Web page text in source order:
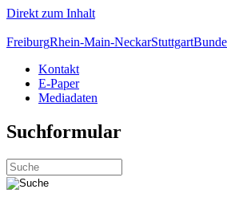
Direkt zum Inhalt
FreiburgRhein-Main-NeckarStuttgart
Kontakt
E-Paper
Mediadaten
Suchformular